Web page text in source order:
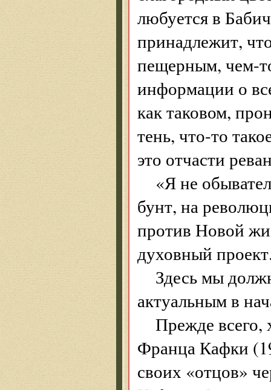
любуется в
принадлежит,
пещерным, чем-
информации о
как таковом,
тень, что-то
это отчасти
«Я не
бунт, на
против Новой
духовный
Здесь мы
актуальным в
Прежде всего,
Франца Кафки
своих «отцов»